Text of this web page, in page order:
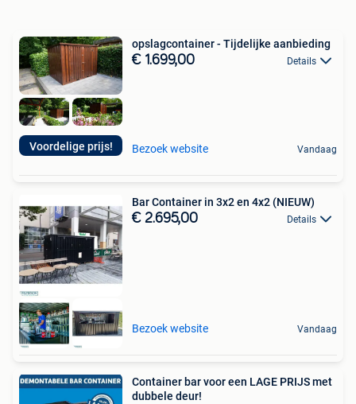
Voordelige prijs!
opslagcontainer - Tijdelijke aanbieding
€ 1.699,00 Details
Bezoek website Vandaag
Bar Container in 3x2 en 4x2 (NIEUW)
€ 2.695,00 Details
Bezoek website Vandaag
Container bar voor een LAGE PRIJS met
dubbele deur!